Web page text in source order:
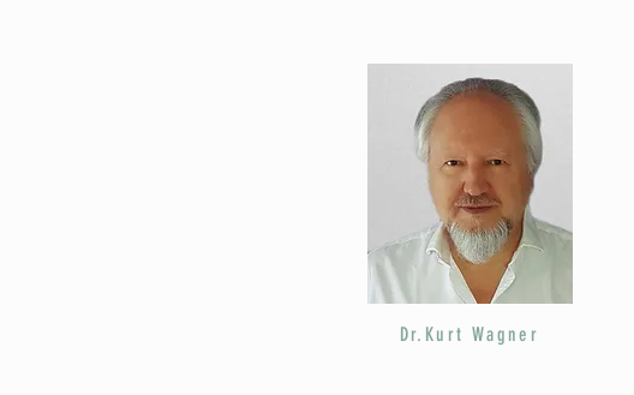
Dr.Kurt Wagner